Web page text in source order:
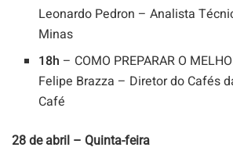
Leonardo Pedron – Analista
Minas
18h – COMO PREPARAR O
Felipe Brazza – Diretor do Cafés
Café
28 de abril – Quinta-feira